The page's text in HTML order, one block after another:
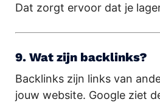
Dat zorgt ervoor dat je
9. Wat zijn backlinks?
Backlinks zijn links van
jouw website. Google ziet